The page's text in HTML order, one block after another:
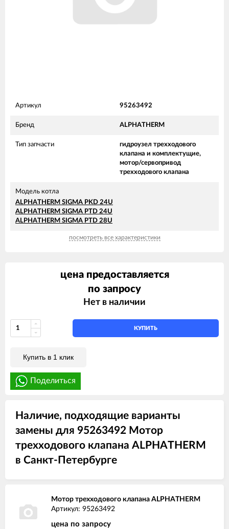
Артикул 95263492
Бренд ALPHATHERM
Тип запчасти
гидроузел трехходового
клапана и комплектущие,
мотор/сервопривод
трехходового клапана
Модель котла
ALPHATHERM SIGMA PKD 24U
ALPHATHERM SIGMA PTD 24U
ALPHATHERM SIGMA PTD 28U
посмотреть все характеристики
цена предоставляется
по запросу
Нет в наличии
КУПИТЬ
Купить в 1 клик
Поделиться
Наличие, подходящие варианты
замены для 95263492 Мотор
трехходового клапана ALPHATHERM
в Санкт-Петербурге
Мотор трехходового клапана ALPHATHERM
Артикул: 95263492
цена по запросу